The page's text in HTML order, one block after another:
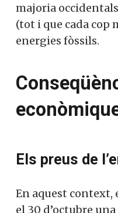
majoria
(tot i que cada cop
energies fòssils.
Els preus de
En aquest context,
el 30 d’octubre